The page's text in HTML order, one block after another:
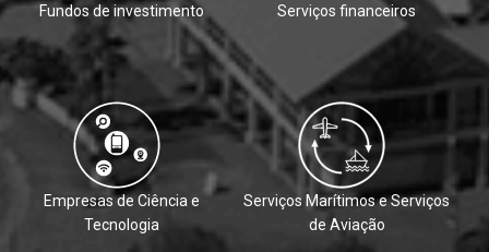
Fundos de investimento Serviços financeiros
Empresas de Ciência e
Tecnologia
Serviços Marítimos e Serviços
de Aviação